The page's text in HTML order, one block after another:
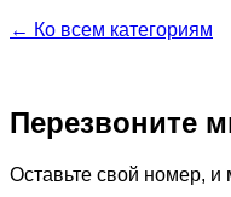
← Ко всем категориям
Перезвоните
Оставьте свой номер,